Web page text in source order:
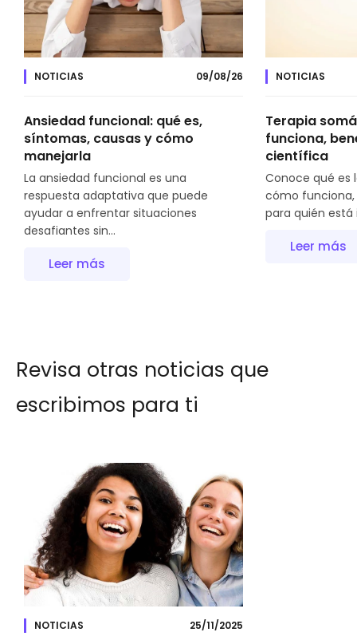
NOTICIAS 09/08/26
Ansiedad funcional: qué es,
síntomas, causas y cómo
manejarla
La ansiedad funcional es una
respuesta adaptativa que puede
ayudar a enfrentar situaciones
desafiantes sin...
Leer más
NOTICIAS
Terapia
funciona,
científica
Conoce qué es
cómo
para quién está
Leer más
Revisa otras noticias que
escribimos para ti
NOTICIAS 25/11/2025